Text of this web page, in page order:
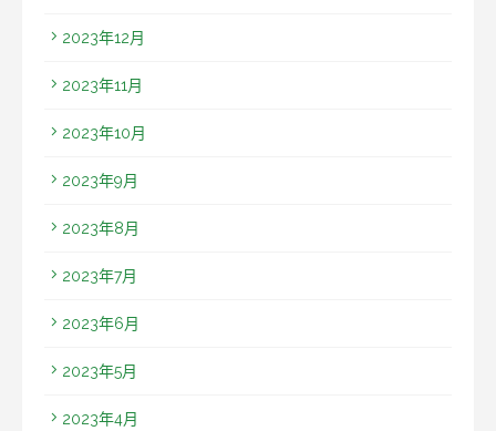
2023年12月
2023年11月
2023年10月
2023年9月
2023年8月
2023年7月
2023年6月
2023年5月
2023年4月